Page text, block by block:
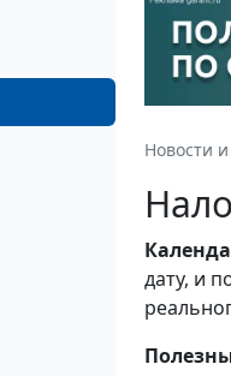
Новости
дату, и